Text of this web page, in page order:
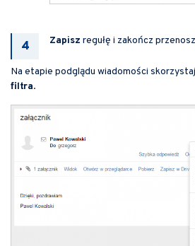
Zapisz regułę i zakończ
Na etapie podglądu wiadomości
filtra.